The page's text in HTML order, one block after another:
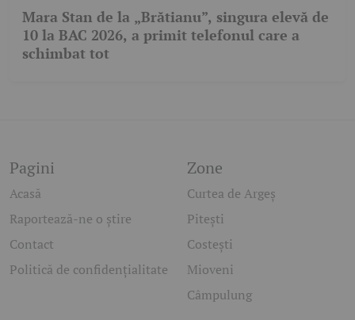
Mara Stan de la „Brătianu”, singura elevă de
10 la BAC 2026, a primit telefonul care a
schimbat tot
Pagini
Acasă
Raportează-ne o știre
Contact
Politică de confidențialitate
Zone
Curtea de Argeș
Pitești
Costești
Mioveni
Câmpulung